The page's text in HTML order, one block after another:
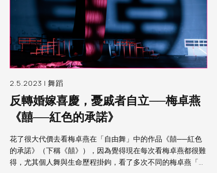
2.5.2023 | 舞蹈
反轉婚嫁喜慶，憂戚者自立──梅卓燕
《囍──紅色的承諾》
花了很大代價去看梅卓燕在「自由舞」中的作品《囍──紅色
的承諾》（下稱《囍》），因為覺得現在每次看梅卓燕都很難
得，尤其個人舞與生命歷程掛鉤，看了多次不同的梅卓燕「日